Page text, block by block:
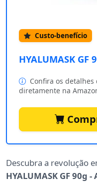
Custo-benefício
HYALUMASK GF
Confira os
diretamente na
Descubra a revolução
HYALUMASK GF 90g -